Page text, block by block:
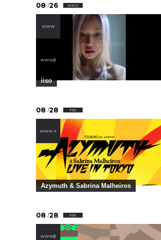
08 /26 WED
WWW
WWWβ
iiso
08 /28 FRI
WWW X
Azymuth & Sabrina Malheiros
08 /28 FRI
WWWβ